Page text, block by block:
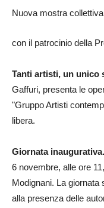
Nuova mostra
con il patrocinio della
Tanti artisti, un unico
Gaffuri, presenta le
"Gruppo Artisti
libera.
Giornata inaugurativa.
6 novembre, alle ore
Modignani. La giornata
alla presenza delle